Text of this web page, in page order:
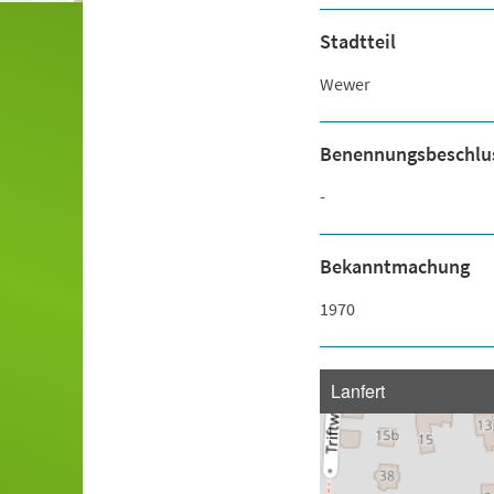
Stadtteil
Wewer
-
Bekanntmachung
1970
Lanfert